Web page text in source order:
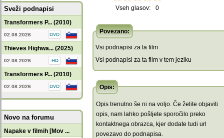
Sveži podnapisi
Transformers P... (2010)
02.08.2026
Thieves Highwa... (2025)
02.08.2026
Transformers P... (2010)
02.08.2026
Novo na forumu
Napake v filmih [Mov ...
Vseh glasov: 0
Povezano:
Vsi podnapisi za ta film
Vsi podnapisi za ta film v tem jeziku
Opis:
Opis trenutno še ni na voljo. Če želite objaviti
opis, nam lahko pošljete sporočilo preko
kontaktnega obrazca, kjer dodate tudi url
povezavo do podnapisa.